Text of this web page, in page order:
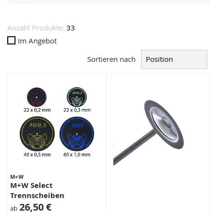
Anzahl Produkte: 33
Im Angebot
Sortieren nach
M+W
M+W Select
Trennscheiben
ab 26,50 €